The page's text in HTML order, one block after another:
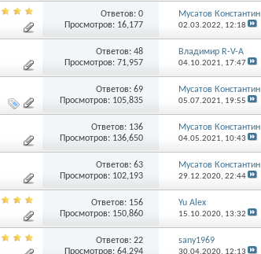
Ответов:0
Просмотров: 16,177
Мусатов Константин
02.03.2022, 12:18
Ответов:48
Просмотров: 71,957
Владимир R-V-A
04.10.2021, 17:47
Ответов:69
Просмотров: 105,835
Мусатов Константин
05.07.2021, 19:55
Ответов: 136
Просмотров: 136,650
Мусатов Константин
04.05.2021, 10:43
Ответов:63
Просмотров: 102,193
Мусатов Константин
29.12.2020, 22:44
Ответов: 156
Просмотров: 150,860
Yu Alex
15.10.2020, 13:32
Ответов:22
Просмотров: 64,294
sany1969
30.04.2020, 12:13